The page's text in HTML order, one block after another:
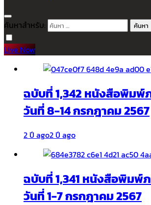
ค้นหาสำหรับ:
Live Now
ฉบับที่ 1,342 หนังสือพิมพ์
วันที่ 8-14 กรกฎาคม 2567
2 ปี ago2 ปี ago
ฉบับที่ 1,341 หนังสือพิมพ์
วันที่ 1-7 กรกฎาคม 2567